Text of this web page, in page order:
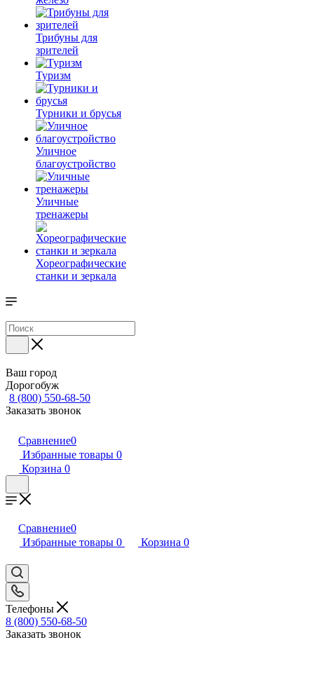
Трибуны для
зрителей
Туризм
Турники и брусья
Уличное
благоустройство
Уличные
тренажеры
Хореографические
станки и зеркала
Ваш город
Дорогобуж
8 (800) 550-68-50
Заказать звонок
Сравнение0
Избранные товары 0
Корзина 0
Сравнение0
Избранные товары 0 Корзина 0
Телефоны
8 (800) 550-68-50
Заказать звонок